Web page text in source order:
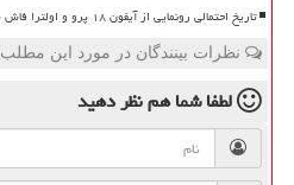
تاریخ احتمالی رونمایی از آیفون ۱۸ پرو و اولترا فاش شد
نظرات بینندگان در مورد این مطلب
لطفا شما همنظر دهید